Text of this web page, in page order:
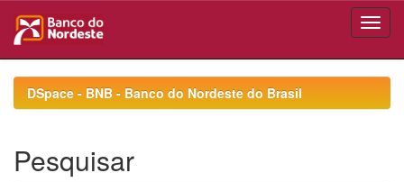
navigationDSpace - BNB - Banco do Nordeste do Brasil
Pesquisar